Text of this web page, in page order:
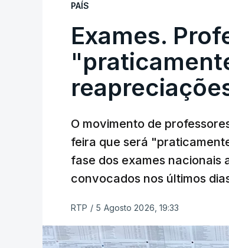
PAÍS
Exames.
O movimento de
feira que será
fase dos exames
convocados nos últimos
RTP / 5 Agosto 2026, 19:33